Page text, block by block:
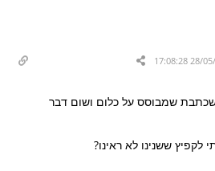
שמבוסס על כלום ושום דבר
ששנינו לא ראינו?